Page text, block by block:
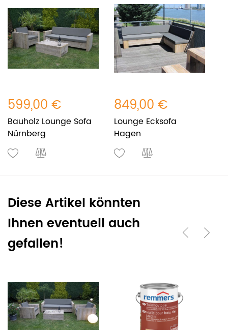
599,00 €
Bauholz Lounge Sofa
Nürnberg
849,00 €
Lounge Ecksofa
Hagen
Diese Artikel könnten
Ihnen eventuell auch
gefallen!